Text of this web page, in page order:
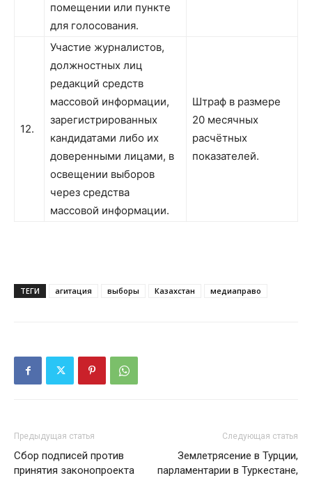
помещении или пункте
для голосования.
12.
Участие журналистов,
должностных лиц
редакций средств
массовой информации,
зарегистрированных
кандидатами либо их
доверенными лицами, в
освещении выборов
через средства
массовой информации.
Штраф в размере
20 месячных
расчётных
показателей.
ТЕГИ агитация выборы Казахстан медиаправо
Предыдущая статья
Сбор подписей против
принятия законопроекта
Следующая статья
Землетрясение в Турции,
парламентарии в Туркестане,